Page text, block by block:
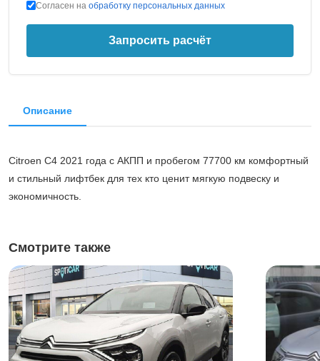
Согласен на обработку персональных данных
Запросить расчёт
Описание
Citroen C4 2021 года с АКПП и пробегом 77700 км комфортный
и стильный лифтбек для тех кто ценит мягкую подвеску и
экономичность.
Смотрите также